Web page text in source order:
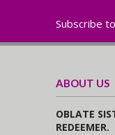
Subscribe
ABOUT US
OBLATE
REDEEMER.